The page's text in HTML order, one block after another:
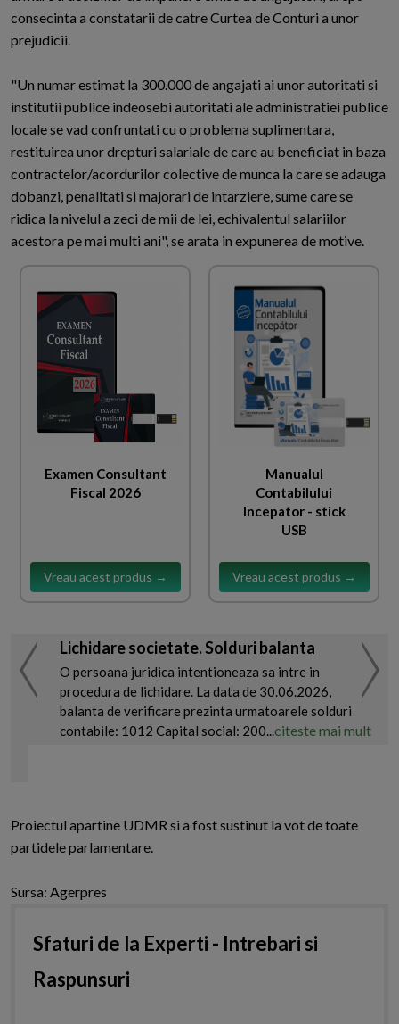
consecinta a constatarii de catre Curtea de Conturi a unor
prejudicii.
"Un numar estimat la 300.000 de angajati ai unor autoritati si
institutii publice indeosebi autoritati ale administratiei publice
locale se vad confruntati cu o problema suplimentara,
restituirea unor drepturi salariale de care au beneficiat in baza
contractelor/acordurilor colective de munca la care se adauga
dobanzi, penalitati si majorari de intarziere, sume care se
ridica la nivelul a zeci de mii de lei, echivalentul salariilor
acestora pe mai multi ani", se arata in expunerea de motive.
Examen Consultant
Fiscal 2026
Vreau acest produs →
Manualul
Contabilului
Incepator - stick
USB
Vreau acest produs →
Lichidare societate. Solduri balanta
O persoana juridica intentioneaza sa intre in
procedura de lichidare. La data de 30.06.2026,
balanta de verificare prezinta urmatoarele solduri
contabile: 1012 Capital social: 200...citeste mai mult
Proiectul apartine UDMR si a fost sustinut la vot de toate
partidele parlamentare.
Sursa: Agerpres
Sfaturi de la Experti - Intrebari si
Raspunsuri